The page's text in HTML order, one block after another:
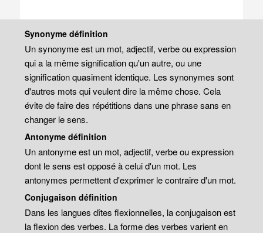
Synonyme définition
Un synonyme est un mot, adjectif, verbe ou expression
qui a la même signification qu'un autre, ou une
signification quasiment identique. Les synonymes sont
d'autres mots qui veulent dire la même chose. Cela
évite de faire des répétitions dans une phrase sans en
changer le sens.
Antonyme définition
Un antonyme est un mot, adjectif, verbe ou expression
dont le sens est opposé à celui d'un mot. Les
antonymes permettent d'exprimer le contraire d'un mot.
Conjugaison définition
Dans les langues dîtes flexionnelles, la conjugaison est
la flexion des verbes. La forme des verbes varient en